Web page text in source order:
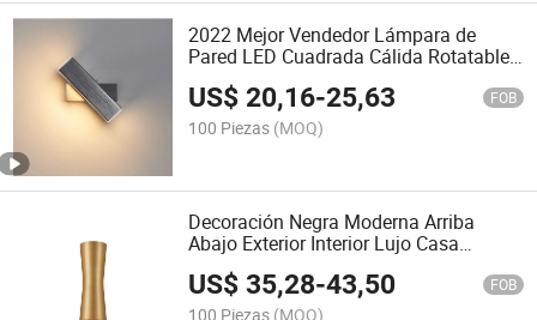
2022 Mejor Vendedor Lámpara de
Pared LED Cuadrada Cálida Rotatable
para Decoración Interior de Hotel 5W
US$20,16-25,63 FOB
100 Piezas (MOQ)
Decoración Negra Moderna Arriba
Abajo Exterior Interior Lujo Casa
Habitación 3watt Lámparas de Pared
LED
US$35,28-43,50 FOB
100 Piezas (MOQ)